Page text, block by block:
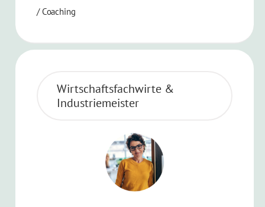
/ Coaching
Wirtschaftsfachwirte &
Industriemeister